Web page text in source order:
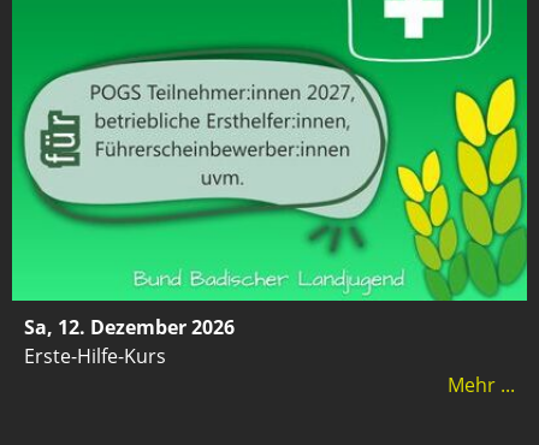
Sa, 12. Dezember 2026
Erste-Hilfe-Kurs
Mehr ...